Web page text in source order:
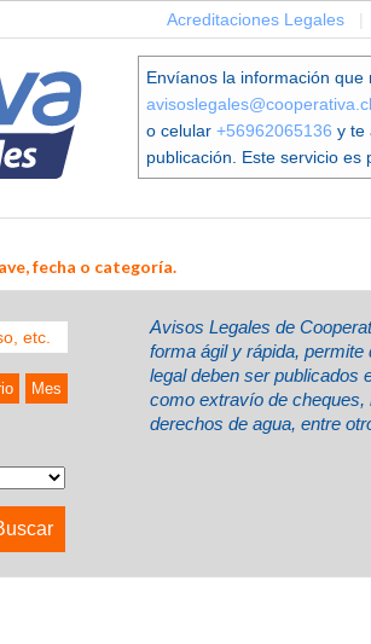
Acreditaciones Legales
Envíanos la información que
avisoslegales@cooperativa.cl
o celular +56962065136 y te
publicación. Este servicio es
fecha o categoría.
Mes
Avisos Legales de
forma ágil y rápida,
legal deben ser publicados
como extravío de
derechos de agua, entre